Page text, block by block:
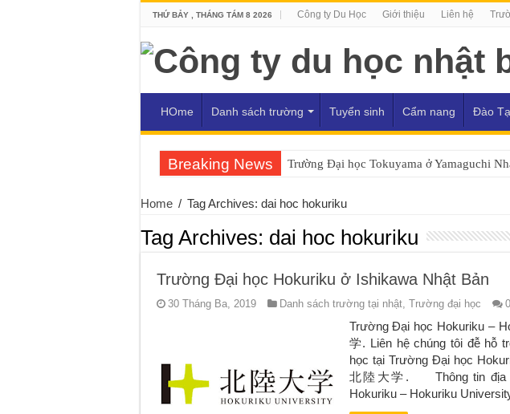
THỨ BẢY , THÁNG TÁM 8 2026 Công ty Du Học Giới thiệu Liên hệ
HOme Danh sách trường Tuyển sinh Cẩm nang Đào
Breaking News Trường Đại học Tokuyama ở Yamaguchi
Home / Tag Archives: dai hoc hokuriku
Tag Archives: dai hoc hokuriku
Trường Đại học Hokuriku ở Ishikawa Nhật Bản
30 Tháng Ba, 2019 Danh sách trường tại nhật, Trường đại học 0
Trường Đại học Hokuriku –
学. Liên hệ chúng tôi đễ hỗ
học tại Trường Đại học
北陸大学. Thông tin địa
Hokuriku – Hokuriku